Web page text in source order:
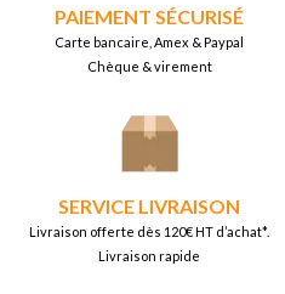
PAIEMENT SÉCURISÉ
Carte bancaire, Amex & Paypal
Chèque & virement
SERVICE LIVRAISON
Livraison offerte dès 120€ HT d’achat*.
Livraison rapide